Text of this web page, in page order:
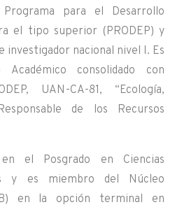
para el Desarrollo
el tipo superior (PRODEP) y
investigador nacional nivel I. Es
consolidado con
UAN-CA-81, “Ecología,
de los Recursos
el Posgrado en Ciencias
y es miembro del Núcleo
en la opción terminal en